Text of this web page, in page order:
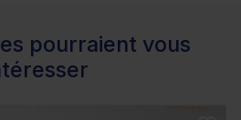
pourraient vous